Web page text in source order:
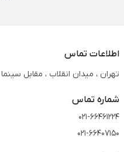
اطلاعات تماس
تهران ، میدان انقلاب ، مقابل
شماره تماس
021-66461224
021-66407150